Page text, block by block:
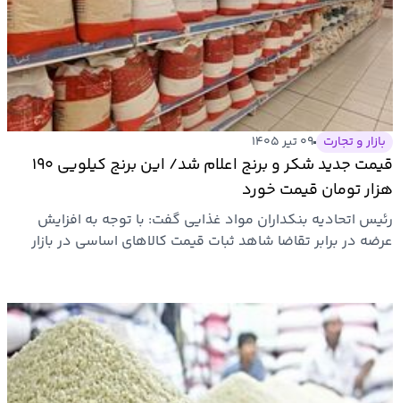
ایران
ارتباطات
خودرو
عمومی
نوتیف
شناور
بازار و تجارت ۰۹ تیر ۱۴۰۵
قیمت جدید شکر و برنج اعلام شد/ این برنج کیلویی ۱۹۰
هزار تومان قیمت خورد
رئیس اتحادیه بنکداران مواد غذایی گفت: با توجه به افزایش
عرضه در برابر تقاضا شاهد ثبات قیمت کالاهای اساسی در بازار